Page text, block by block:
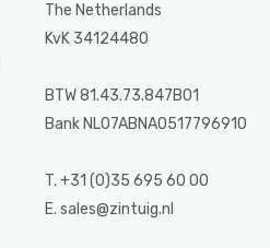
The Netherlands
KvK 34124480
BTW 81.43.73.847B01
Bank NL07ABNA0517796910
T. +31 (0)35 695 60 00
E. sales@zintuig.nl